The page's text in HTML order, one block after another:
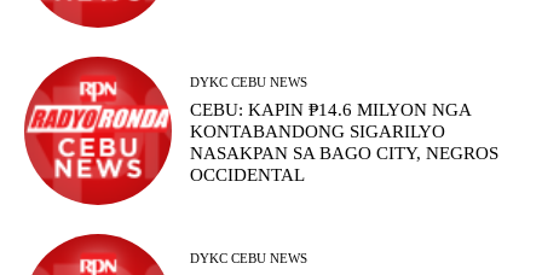
DYKC CEBU NEWS
CEBU: KAPIN ₱14.6 MILYON NGA
KONTABANDONG SIGARILYO
NASAKPAN SA BAGO CITY, NEGROS
OCCIDENTAL
DYKC CEBU NEWS